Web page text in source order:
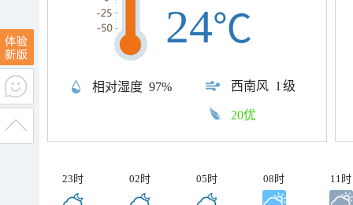
相对湿度 97% 西南风 1级
24℃
20优
23时 02时 05时 08时 11时